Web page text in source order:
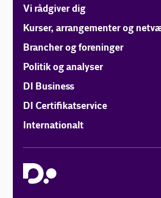
Vi rådgiver dig
Kurser, arrangementer og
Brancher og foreninger
Politik og analyser
DI Business
DI Certifikatservice
Internationalt